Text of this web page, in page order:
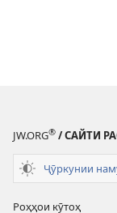
JW.ORG® / САЙТИ
Ҷӯркунии
Роҳҳои кӯтоҳ